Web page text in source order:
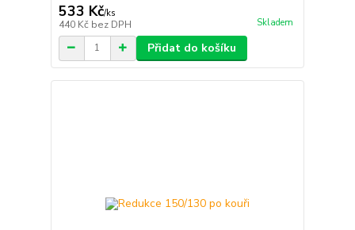
533 Kč/ks
440 Kč bez DPH Skladem
Přidat do košíku